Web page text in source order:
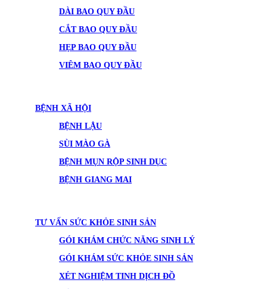
DÀI BAO QUY ĐẦU
CẮT BAO QUY ĐẦU
HẸP BAO QUY ĐẦU
VIÊM BAO QUY ĐẦU
BỆNH XÃ HỘI
BỆNH LẬU
SÙI MÀO GÀ
BỆNH MỤN RỘP SINH DỤC
BỆNH GIANG MAI
TƯ VẤN SỨC KHỎE SINH SẢN
GÓI KHÁM CHỨC NĂNG SINH LÝ
GÓI KHÁM SỨC KHỎE SINH SẢN
XÉT NGHIỆM TINH DỊCH ĐỒ